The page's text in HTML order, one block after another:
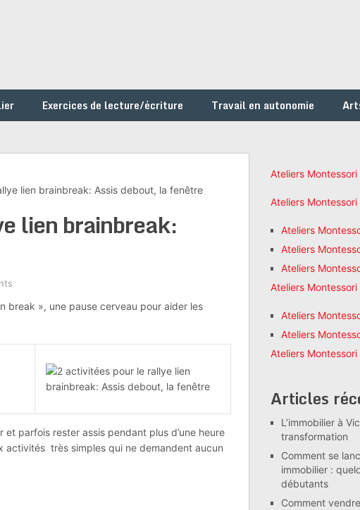
Exercices de lecture/écriture Travail en autonomie
lien brainbreak: Assis debout, la fenêtre
lien brainbreak:
break », une pause cerveau pour aider les
parfois rester assis pendant plus d’une heure
très simples qui ne demandent aucun
Ateliers Montessori
Ateliers
Ateliers
Ateliers
Ateliers
Ateliers
Ateliers
Ateliers
Ateliers
Articles
L’immobilier à
transformation
Comment se
immobilier :
débutants
Comment